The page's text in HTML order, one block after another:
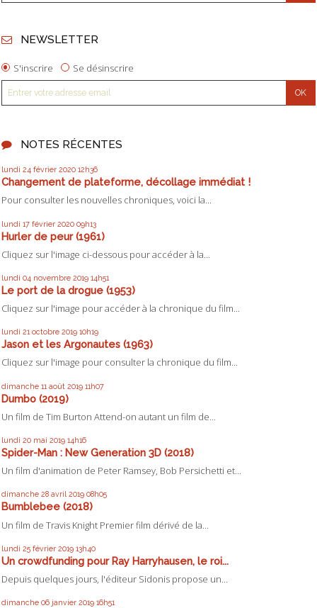
NEWSLETTER
S'inscrire Se désinscrire
NOTES RÉCENTES
lundi 24 février 2020 12h36
Changement de plateforme, décollage immédiat !
Pour consulter les nouvelles chroniques, voici la...
lundi 17 février 2020 09h13
Hurler de peur (1961)
Cliquez sur l'image ci-dessous pour accéder à la...
lundi 04 novembre 2019 14h51
Le port de la drogue (1953)
Cliquez sur l'image pour accéder à la chronique du film...
lundi 21 octobre 2019 10h19
Jason et les Argonautes (1963)
Cliquez sur l'image pour consulter la chronique du film...
dimanche 11 août 2019 11h07
Dumbo (2019)
Un film de Tim Burton Attend-on autant un film de...
lundi 20 mai 2019 14h16
Spider-Man : New Generation 3D (2018)
Un film d'animation de Peter Ramsey, Bob Persichetti et...
dimanche 28 avril 2019 08h05
Bumblebee (2018)
Un film de Travis Knight Premier film dérivé de la...
lundi 25 février 2019 13h40
Un crowdfunding pour Ray Harryhausen, le roi...
Depuis quelques jours, l'éditeur Sidonis propose un...
dimanche 06 janvier 2019 16h51